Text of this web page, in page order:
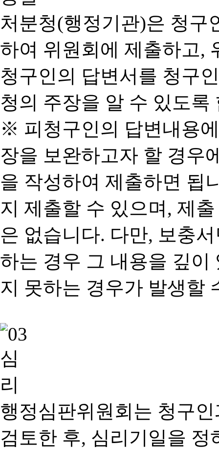
처분청(행정기관)은 청구
하여 위원회에 제출하고,
청구인의 답변서를 청구
청의 주장을 알 수 있도록
※ 피청구인의 답변내용
장을 보완하고자 할 경우
을 작성하여 제출하면 됩
지 제출할 수 있으며, 제
은 없습니다. 다만, 보충
하는 경우 그 내용을 깊이
지 못하는 경우가 발생할
행정심판위원회는 청구
검토한 후, 심리기일을 정